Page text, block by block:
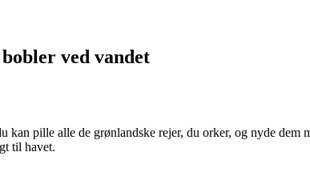
ved vandet
pille alle de grønlandske rejer, du orker, og nyde dem
til havet.